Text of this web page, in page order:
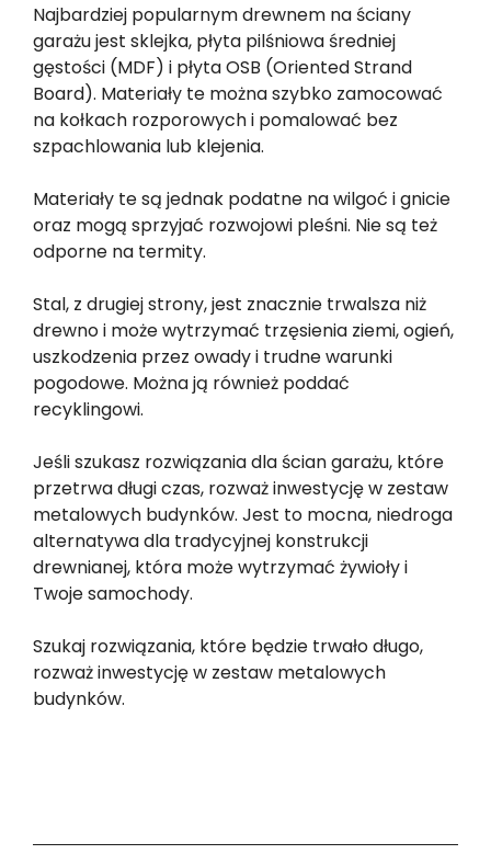
Najbardziej popularnym drewnem na ściany
garażu jest sklejka, płyta pilśniowa średniej
gęstości (MDF) i płyta OSB (Oriented Strand
Board). Materiały te można szybko zamocować
na kołkach rozporowych i pomalować bez
szpachlowania lub klejenia.
Materiały te są jednak podatne na wilgoć i gnicie
oraz mogą sprzyjać rozwojowi pleśni. Nie są też
odporne na termity.
Stal, z drugiej strony, jest znacznie trwalsza niż
drewno i może wytrzymać trzęsienia ziemi, ogień,
uszkodzenia przez owady i trudne warunki
pogodowe. Można ją również poddać
recyklingowi.
Jeśli szukasz rozwiązania dla ścian garażu, które
przetrwa długi czas, rozważ inwestycję w zestaw
metalowych budynków. Jest to mocna, niedroga
alternatywa dla tradycyjnej konstrukcji
drewnianej, która może wytrzymać żywioły i
Twoje samochody.
Szukaj rozwiązania, które będzie trwało długo,
rozważ inwestycję w zestaw metalowych
budynków.